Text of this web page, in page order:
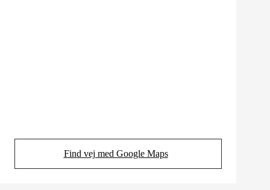
Find vej med Google Maps
(Opens in new tab)